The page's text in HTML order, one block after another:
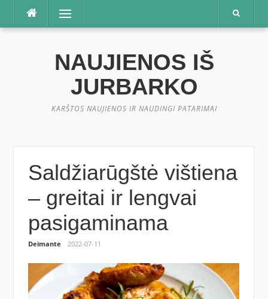
Praleisti
Meniu
NAUJIENOS IŠ
JURBARKO
KARŠTOS NAUJIENOS IR NAUDINGI PATARIMAI
Saldžiarūgštė vištiena
– greitai ir lengvai
pasigaminama
Deimante 2022-07-11